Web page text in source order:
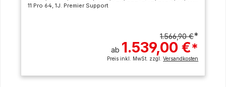
11 Pro 64, 1J. Premier Support
1.566,90 €*
ab 1.539,00 €*
Preis inkl. MwSt. zzgl.Versandkosten